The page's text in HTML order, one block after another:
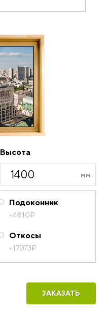
Высота
Подоконник
+4810₽
Откосы
+17073₽
ЗАКАЗАТЬ